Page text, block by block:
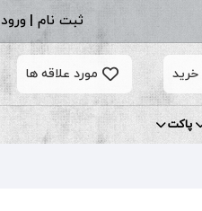
ثبت نام |ورود
مورد علاقه ها
پاکت